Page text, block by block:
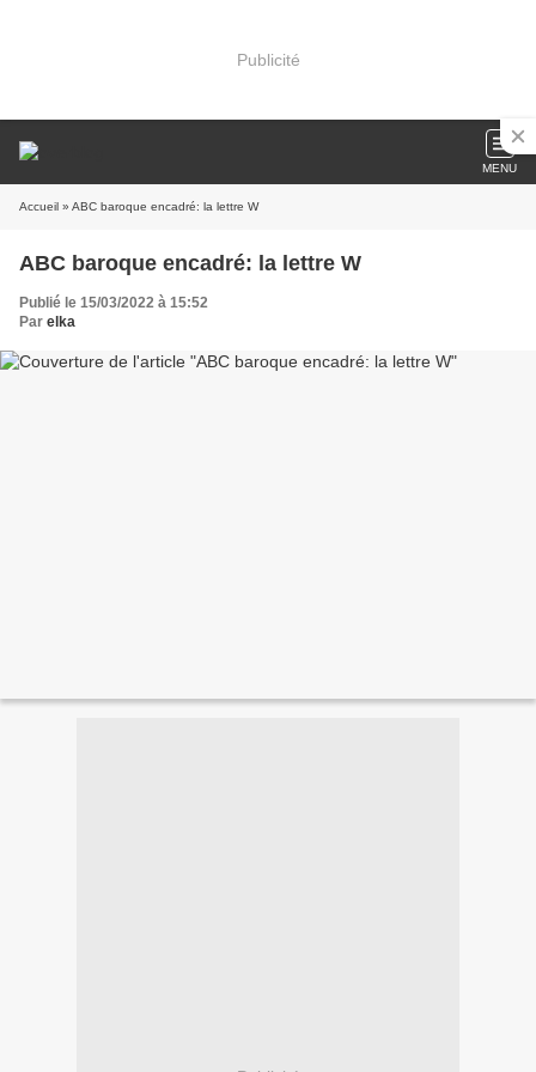
Publicité
MENU
Accueil » ABC baroque encadré: la lettre W
ABC baroque encadré: la lettre W
Publié le 15/03/2022 à 15:52
Par elka